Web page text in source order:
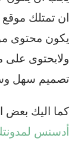
ان تمتلك
يكون محتوى
ولايحتوى
تصميم سهل
كما اليك بعض
أدسنس